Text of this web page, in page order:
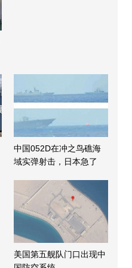
中国052D在冲之鸟礁海
域实弹射击，日本急了
美国第五舰队门口出现中